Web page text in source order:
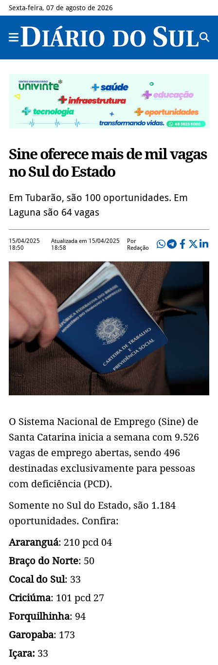
Sexta-feira, 07 de agosto de 2026
Sine oferece mais de mil vagas
no Sul do Estado
Em Tubarão, são 100 oportunidades. Em
Laguna são 64 vagas
15/04/2025
18:50
Atualizada em 15/04/2025
18:58
Por
Redação
O Sistema Nacional de Emprego (Sine) de
Santa Catarina inicia a semana com 9.526
vagas de emprego abertas, sendo 496
destinadas exclusivamente para pessoas
com deficiência (PCD).
Somente no Sul do Estado, são 1.184
oportunidades. Confira:
Araranguá: 210 pcd 04
Braço do Norte: 50
Cocal do Sul: 33
Criciúma: 101 pcd 27
Forquilhinha: 94
Garopaba: 173
Içara: 33